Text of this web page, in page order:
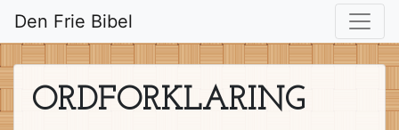
Den Frie Bibel
ORD­FOR­KLA­RING